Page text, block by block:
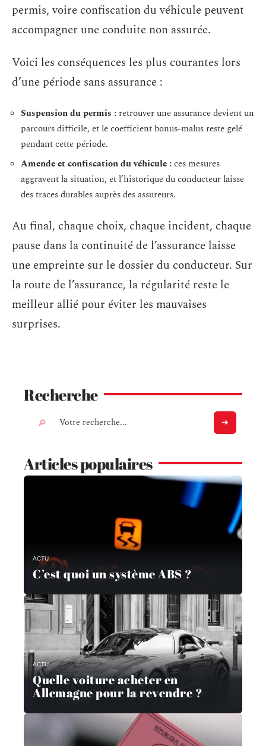
permis, voire confiscation du véhicule peuvent
accompagner une conduite non assurée.
Voici les conséquences les plus courantes lors
d’une période sans assurance :
Suspension du permis : retrouver une assurance devient un
parcours difficile, et le coefficient bonus-malus reste gelé
pendant cette période.
Amende et confiscation du véhicule : ces mesures
aggravent la situation, et l’historique du conducteur laisse
des traces durables auprès des assureurs.
Au final, chaque choix, chaque incident, chaque
pause dans la continuité de l’assurance laisse
une empreinte sur le dossier du conducteur. Sur
la route de l’assurance, la régularité reste le
meilleur allié pour éviter les mauvaises
surprises.
Recherche
Articles populaires
ACTU
C’est quoi un système ABS ?
ACTU
Quelle voiture acheter en
Allemagne pour la revendre ?